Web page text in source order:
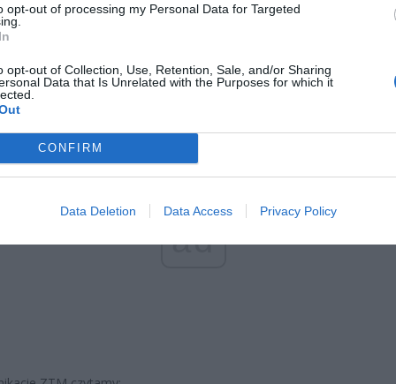
opt-out of processing my Personal Data for Targeted
opt-out of Collection, Use, Retention, Sale, and/or Sharing
Data that Is Unrelated with the Purposes for which it
CONFIRM
Data Deletion Data Access Privacy Policy
w Pigułce Fot. Warszawa w Pigułce Fot. Warszawa w
ad